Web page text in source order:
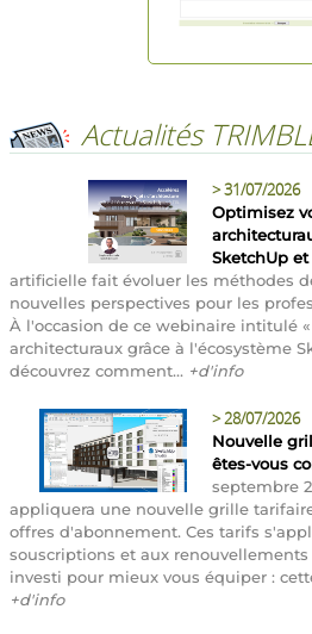
Actualités
>31/07/2026
Optimisez
SketchUp
artificielle fait évoluer les méthodes
nouvelles perspectives pour les
À l'occasion de ce webinaire intitulé
architecturaux grâce à l'écosystème
découvrez comment... +d'info
>28/07/2026
Nouvelle
êtes-vous
septembre
appliquera une nouvelle grille
offres d'abonnement. Ces tarifs
souscriptions et aux
investi pour mieux vous équiper :
+d'info